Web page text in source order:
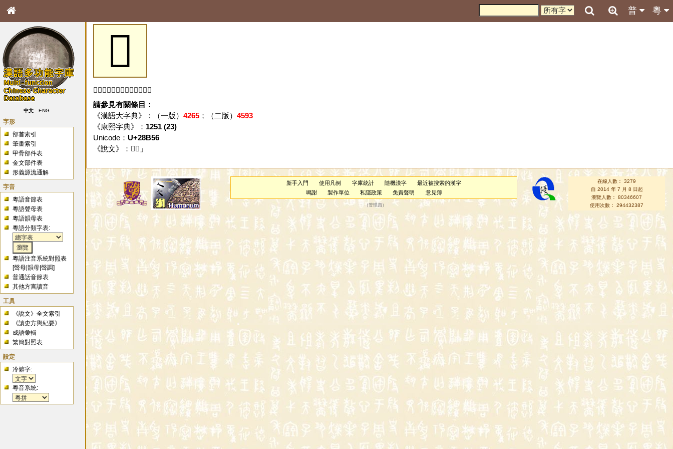
粵
普
中文 ENG
字形
部首索引
筆畫索引
甲骨部件表
金文部件表
形義源流通解
字音
粵語音節表
粵語聲母表
粵語韻母表
粵語分類字表:
粵語注音系統對照表
[聲母 |韻母 |聲調]
普通話音節表
其他方言讀音
工具
《說文》全文索引
《讀史方輿紀要》
成語彙輯
繁簡對照表
設定
冷僻字:
粵音系統:
𨭖
「𨭖」字未收錄於本資料庫。
請參見有關條目：
《漢語大字典》：（一版） 4265；（二版） 4593
《康熙字典》： 1251 (23)
Unicode： U+28B56
《說文》：「 𨭖 」
新手入門 使用凡例 字庫統計 隨機漢字
最近被搜索的漢字
鳴謝
製作單位 私隱政策 免責聲明 意見簿
（管理員 ）
在線人數： 3279
自 2014 年 7 月 8 日起
瀏覽人數： 80346607
使用次數： 294432387